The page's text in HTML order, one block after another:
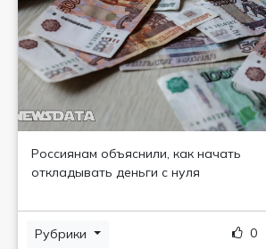
Россиянам объяснили, как начать
откладывать деньги с нуля
Рубрики 0